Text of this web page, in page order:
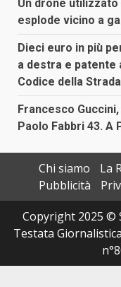
Un drone utilizzato
esplode vicino a
Dieci euro in più
a destra e patente
Codice della
Francesco
Paolo Fabbri 43. A
Chi siamo
La
Pubblicità
Copyright 2025 ©
Testata